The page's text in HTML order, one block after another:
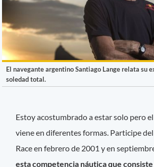
El navegante argentino Santiago Lange relata su
soledad total.
Estoy acostumbrado a estar solo pero
viene en diferentes formas. Participe
Race en febrero de 2001 y en
esta competencia náutica que